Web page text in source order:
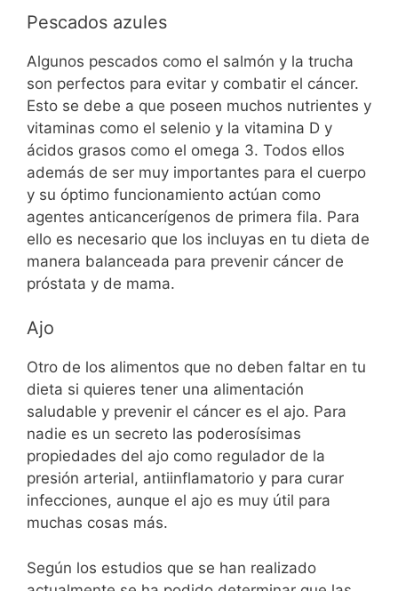
Pescados azules
Algunos pescados como el salmón y la trucha
son perfectos para evitar y combatir el cáncer.
Esto se debe a que poseen muchos nutrientes y
vitaminas como el selenio y la vitamina D y
ácidos grasos como el omega 3. Todos ellos
además de ser muy importantes para el cuerpo
y su óptimo funcionamiento actúan como
agentes anticancerígenos de primera fila. Para
ello es necesario que los incluyas en tu dieta de
manera balanceada para prevenir cáncer de
próstata y de mama.
Ajo
Otro de los alimentos que no deben faltar en tu
dieta si quieres tener una alimentación
saludable y prevenir el cáncer es el ajo. Para
nadie es un secreto las poderosísimas
propiedades del ajo como regulador de la
presión arterial, antiinflamatorio y para curar
infecciones, aunque el ajo es muy útil para
muchas cosas más.
Según los estudios que se han realizado